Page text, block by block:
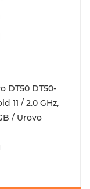
DT50 DT50-
11 / 2.0 GHz,
/ Urovo